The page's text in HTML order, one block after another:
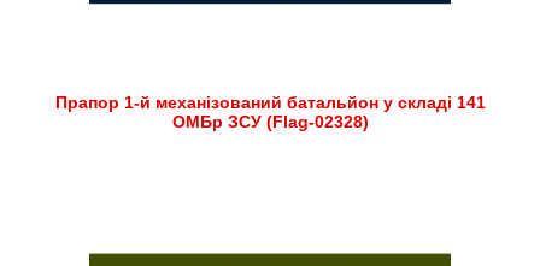
Прапор 1-й механізований батальйон у складі 141
ОМБр ЗСУ (Flag-02328)